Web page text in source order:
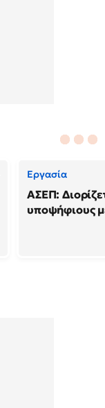
Εργασία
ΑΣΕΠ:
υποψήφιους